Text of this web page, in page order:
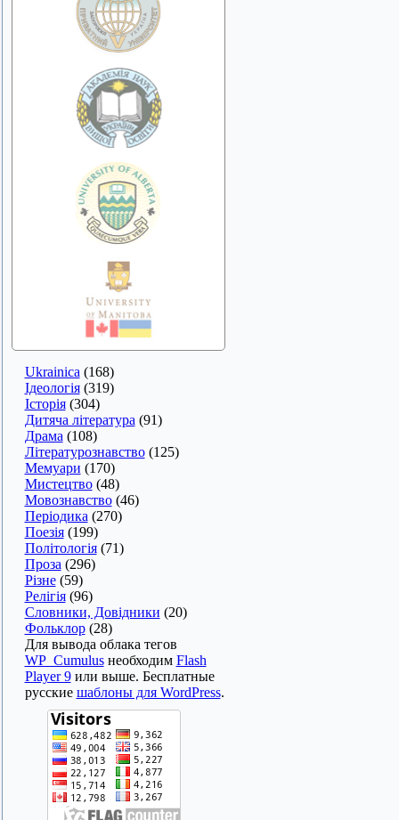
Ukrainica (168)
Ідеологія(319)
Історія(304)
Дитяча література (91)
Драма (108)
Літературознавство(125)
Мемуари (170)
Мистецтво(48)
Мовознавство(46)
Періодика (270)
Поезія(199)
Політологія(71)
Проза (296)
Різне(59)
Релігія(96)
Словники, Довідники (20)
Фольклор(28)
Для вывода облака тегов
WP_Cumulusнеобходим Flash
Player 9или выше. Бесплатные
русские шаблоны для WordPress.